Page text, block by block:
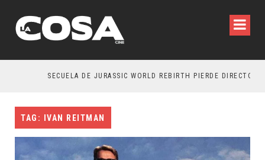
SECUELA DE JURASSIC WORLD REBIRTH PIERDE DIRECTOR
TAG: IVAN REITMAN